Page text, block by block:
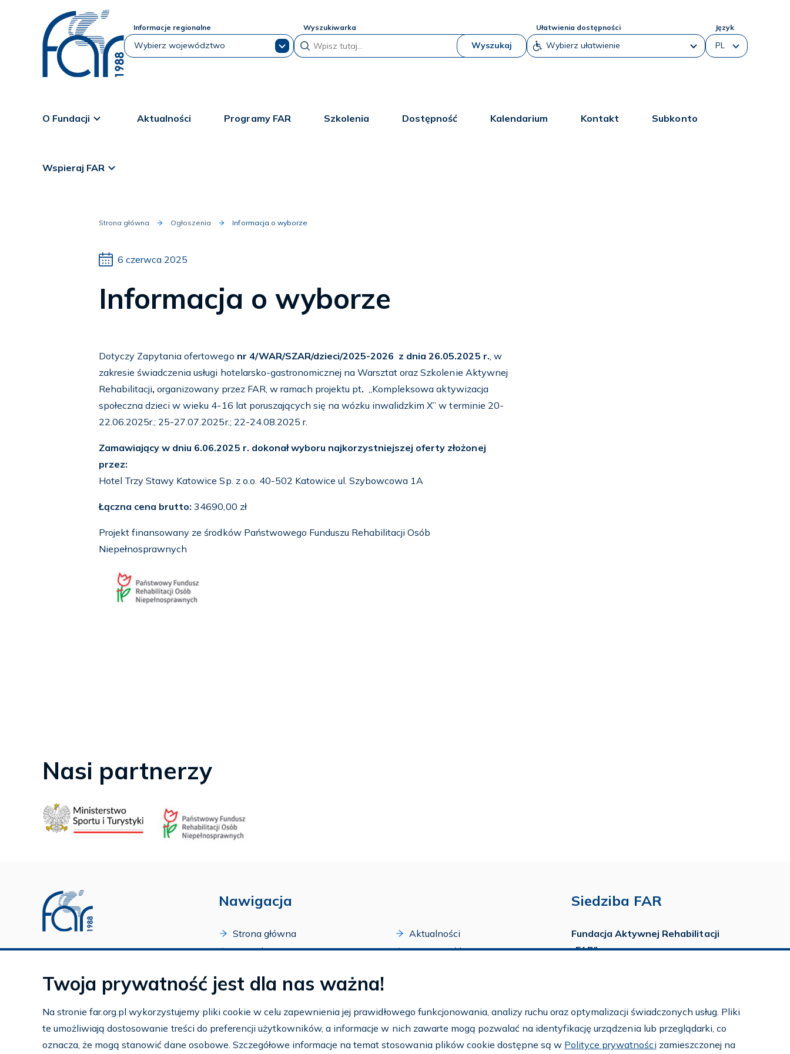
Informacje regionalne Wyszukiwarka
Wyszukaj
Ułatwienia dostępności Język
O Fundacji Aktualności Programy FAR Szkolenia Dostępność Kalendarium Kontakt Subkonto
Wspieraj FAR
Strona główna Ogłoszenia Informacja o wyborze
6 czerwca 2025
Informacja o wyborze
Dotyczy Zapytania ofertowego nr 4/WAR/SZAR/dzieci/2025-2026 z dnia 26.05.2025 r., w
zakresie świadczenia usługi hotelarsko-gastronomicznej na Warsztat oraz Szkolenie Aktywnej
Rehabilitacji, organizowany przez FAR, w ramach projektu pt. „Kompleksowa aktywizacja
społeczna dzieci w wieku 4-16 lat poruszających się na wózku inwalidzkim X” w terminie 20-
22.06.2025r.; 25-27.07.2025r.; 22-24.08.2025 r.
Zamawiający w dniu 6.06.2025 r. dokonał wyboru najkorzystniejszej oferty złożonej
przez:
Hotel Trzy Stawy Katowice Sp. z o.o. 40-502 Katowice ul. Szybowcowa 1A
Łączna cena brutto:34690,00 zł
Projekt finansowany ze środków Państwowego Funduszu Rehabilitacji Osób
Niepełnosprawnych
Nasi partnerzy
Profil FAR w serwisie Youtube
Profil FAR w serwisie Instagram
Nawigacja
Strona główna
O Fundacji
Zakończone programy
Kontakt
Subkonto
Aktualności
Dostępność
Siedziba FAR
Fundacja Aktywnej Rehabilitacji
„FAR”
tel./fax:22 651 88 02
tel.:22 651 88 03
tel.:22 858 26 39
Twoja prywatność jest dla nas ważna!
Na stronie far.org.pl wykorzystujemy pliki cookie w celu zapewnienia jej prawidłowego funkcjonowania, analizy ruchu oraz optymalizacji świadczonych usług. Pliki
te umożliwiają dostosowanie treści do preferencji użytkowników, a informacje w nich zawarte mogą pozwalać na identyfikację urządzenia lub przeglądarki, co
oznacza, że mogą stanowić dane osobowe. Szczegółowe informacje na temat stosowania plików cookie dostępne są w Polityce prywatności zamieszczonej na